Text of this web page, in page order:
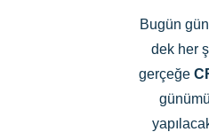
Bugün
dek her
gerçeğe